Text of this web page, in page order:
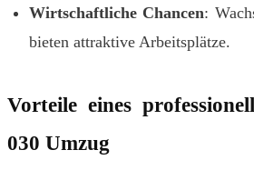
Wirtschaftliche Chancen:
bieten attraktive Arbeitsplätze.
Vorteile eines
030 Umzug